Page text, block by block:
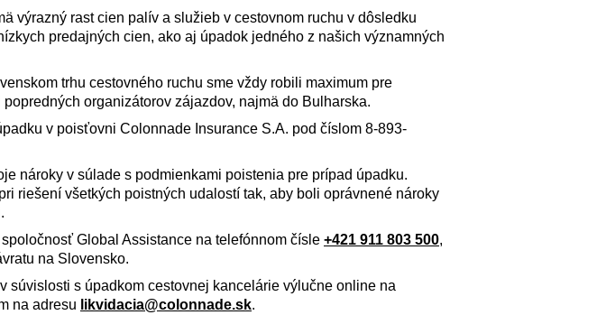
výrazný rast cien palív a služieb v cestovnom ruchu v dôsledku
predajných cien, ako aj úpadok jedného z našich významných
trhu cestovného ruchu sme vždy robili maximum pre
organizátorov zájazdov, najmä do Bulharska.
v poisťovni Colonnade Insurance S.A. pod číslom 8-893-
nároky v súlade s podmienkami poistenia pre prípad úpadku.
riešení všetkých poistných udalostí tak, aby boli oprávnené nároky
Global Assistance na telefónnom čísle +421 911 803 500,
na Slovensko.
súvislosti s úpadkom cestovnej kancelárie výlučne online na
na adresu likvidacia@colonnade.sk.